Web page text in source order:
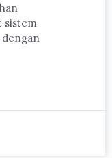
sistem